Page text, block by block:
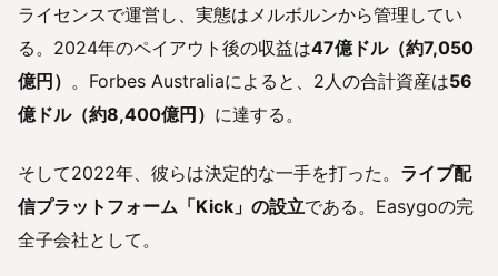
ライセンスで運営し、実態はメルボルンから管理してい
る。2024年のペイアウト後の収益は47億ドル（約7,050
億円） 。Forbes Australiaによると、2人の合計資産は56
億ドル（約8,400億円） に達する。
そして2022年、彼らは決定的な一手を打った。 ライブ配
信プラットフォーム「Kick」の設立である。Easygoの完
全子会社として。